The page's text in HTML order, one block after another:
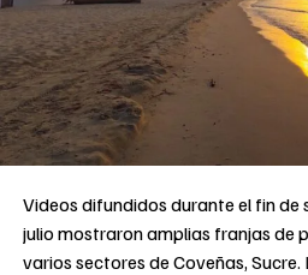
Videos difundidos durante el fin de
julio mostraron amplias franjas de
varios sectores de Coveñas,